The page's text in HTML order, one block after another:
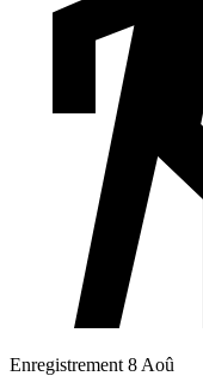
Enregistrement 8 Aoû